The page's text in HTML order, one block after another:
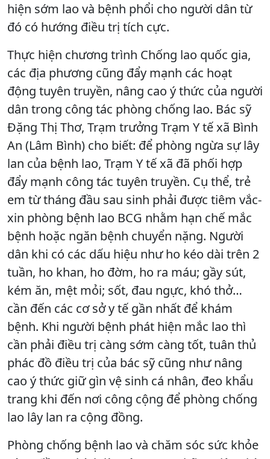
hiện sớm lao và bệnh phổi cho người dân từ
đó có hướng điều trị tích cực.
Thực hiện chương trình Chống lao quốc gia,
các địa phương cũng đẩy mạnh các hoạt
động tuyên truyền, nâng cao ý thức của người
dân trong công tác phòng chống lao. Bác sỹ
Đặng Thị Thơ, Trạm trưởng Trạm Y tế xã Bình
An (Lâm Bình) cho biết: để phòng ngừa sự lây
lan của bệnh lao, Trạm Y tế xã đã phối hợp
đẩy mạnh công tác tuyên truyền. Cụ thể, trẻ
em từ tháng đầu sau sinh phải được tiêm vắc-
xin phòng bệnh lao BCG nhằm hạn chế mắc
bệnh hoặc ngăn bệnh chuyển nặng. Người
dân khi có các dấu hiệu như ho kéo dài trên 2
tuần, ho khan, ho đờm, ho ra máu; gầy sút,
kém ăn, mệt mỏi; sốt, đau ngực, khó thở…
cần đến các cơ sở y tế gần nhất để khám
bệnh. Khi người bệnh phát hiện mắc lao thì
cần phải điều trị càng sớm càng tốt, tuân thủ
phác đồ điều trị của bác sỹ cũng như nâng
cao ý thức giữ gìn vệ sinh cá nhân, đeo khẩu
trang khi đến nơi công cộng để phòng chống
lao lây lan ra cộng đồng.
Phòng chống bệnh lao và chăm sóc sức khỏe